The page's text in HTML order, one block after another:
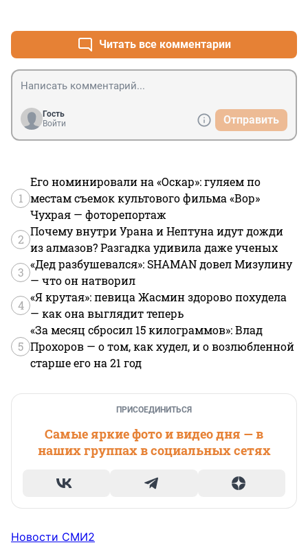
Читать все комментарии
Гость
Войти
Отправить
1
Его номинировали на «Оскар»: гуляем по
местам съемок культового фильма «Вор»
Чухрая — фоторепортаж
2
Почему внутри Урана и Нептуна идут дожди
из алмазов? Разгадка удивила даже ученых
3
«Дед разбушевался»: SHAMAN довел Мизулину
— что он натворил
4
«Я крутая»: певица Жасмин здорово похудела
— как она выглядит теперь
5
«За месяц сбросил 15 килограммов»: Влад
Прохоров — о том, как худел, и о возлюбленной
старше его на 21 год
ПРИСОЕДИНИТЬСЯ
Самые яркие фото и видео дня — в
наших группах в социальных сетях
Новости СМИ2